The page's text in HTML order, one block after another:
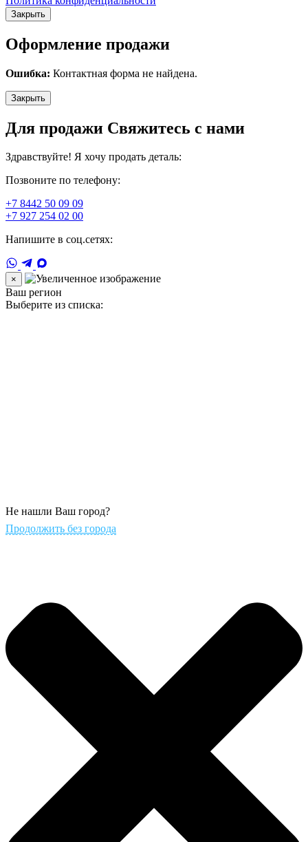
Закрыть
Оформление продажи
Ошибка: Контактная форма не найдена.
Закрыть
Для продажи Свяжитесь с нами
Здравствуйте! Я хочу продать деталь:
Позвоните по телефону:
+7 8442 50 09 09
+7 927 254 02 00
Напишите в соц.сетях:
×
Ваш регион
Выберите из списка:
Не нашли Ваш город?
Продолжить без города